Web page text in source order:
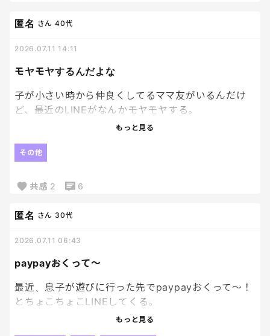
で、今朝、みんな色々疲れて9時に起き、そしたら旦
息子は咳を引きずっているし、暑い中子どもたちを
連れて行くのは無理だよと言ったら、
は？みたいになり。
し、いや行くなら早くに行こうと言っても聞かずに買
い出ししに出て、お昼に戻り。
そこから行こうなんて無理だろが、と言い合いにな
り、じゃあもう来んなと旦那は1人で行った。
私の祖母が亡くなったときも、子どもたちは顔知ら
せなかった。
それは親としての私の考えというか、仕方ないこと
もあるよね。
皆さんは同じ状況ならどう対応しますか？
モヤモヤするんだよな
匿名 さん 40代
2026.07.11 14:11
子が小さい時から仲良くしてるママ友がいるんだけ
ど、最近のLINEがなんかモヤモヤする。
良いだの、褒められただの、子を下げてるようでマ
言ってくる。
こちらも色々悩んでいたりする中、最近、なんかう
サラッと返して気にしなければいいんだけどね。
もっと見る
その他
共感 2 6
paypayおくって〜
匿名 さん 30代
2026.07.11 06:43
最近、息子が遊びに行った先でpaypayおくって〜！
とちょこちょこLINEしてくる。
もっと見る